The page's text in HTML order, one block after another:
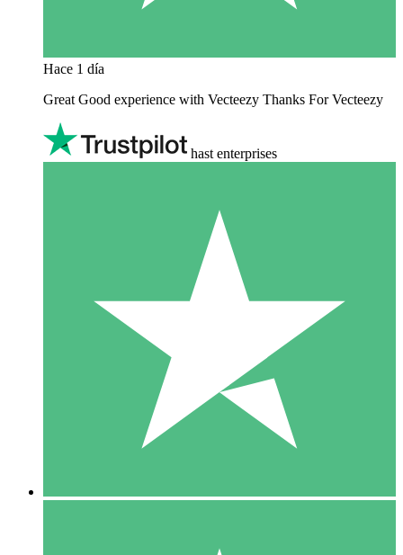
Hace 1 día
Great Good experience with Vecteezy Thanks For Vecteezy
hast enterprises